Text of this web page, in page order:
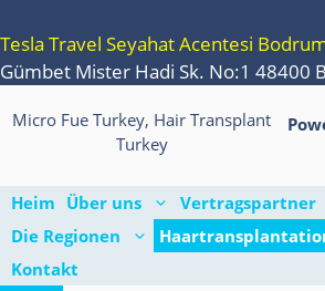
Tesla Travel Seyahat Acentesi
Gümbet Mister Hadi Sk. No:1 48400
Micro Fue Turkey, Hair Transplant
Turkey
Heim Über uns
Vertragspartner
Die Regionen
Kontakt